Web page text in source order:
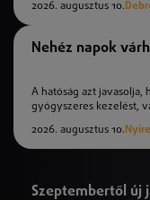
2026. augusztus 10.
Nehéz napok
A hatóság azt
gyógyszeres kezelést,
2026. augusztus 10.
Szeptembertől új